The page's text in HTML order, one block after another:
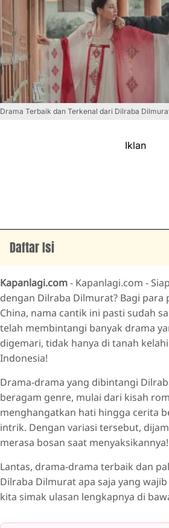
Drama Terbaik dan Terkenal dari Dilraba
Iklan
Daftar Isi
YOU ARE MY GLORY (2021)
THE LONG BALLAD (2021)
LOVE DESIGNER (2020)
ETERNAL LOVE OF DREAM (2020)
SWEET DREAMS (2018)
THE FLAME'S DAUGHTER (2018)
PRETTY LI HUI ZHEN (2017)
LOVE ON THE TURQUOISE LAND (2025)
SWORD ROSE (2025)
PROSECUTION ELITE (2023)
THE BLUE WHISPER: PART 1 (2022)
Kapanlagi.com- Kapanlagi.com -
dengan Dilraba Dilmurat? Bagi para
China, nama cantik ini pasti sudah
telah membintangi banyak drama
digemari, tidak hanya di tanah
Indonesia!
Drama-drama yang dibintangi
beragam genre, mulai dari kisah
menghangatkan hati hingga cerita
intrik. Dengan variasi tersebut,
merasa bosan saat menyaksikannya!
Lantas, drama-drama terbaik dan
Dilraba Dilmurat apa saja yang
kita simak ulasan lengkapnya di